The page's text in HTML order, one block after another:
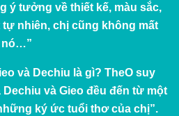
ý tưởng về thiết kế, màu sắc,
nhiên, chị cũng không mất
nó…”
và Dechiu là gì? TheO suy
và Gieo đều đến từ một
ký ức tuổi thơ của chị”.